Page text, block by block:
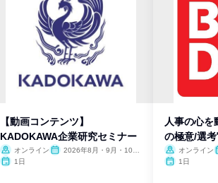
【動画コンテンツ】
KADOKAWA企業研究セミナー
オンライン
2026年8月・9月・10
1日
人事の心を
の極意/選
開
オンライン
1日